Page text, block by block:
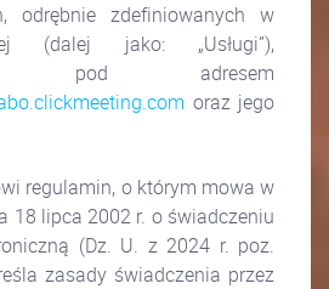
odrębnie zdefiniowanych w
jako: „Usługi”),
pod adresem
oraz jego
regulamin, o którym mowa w
18 lipca 2002 r. o świadczeniu
(Dz. U. z 2024 r. poz.
zasady świadczenia przez